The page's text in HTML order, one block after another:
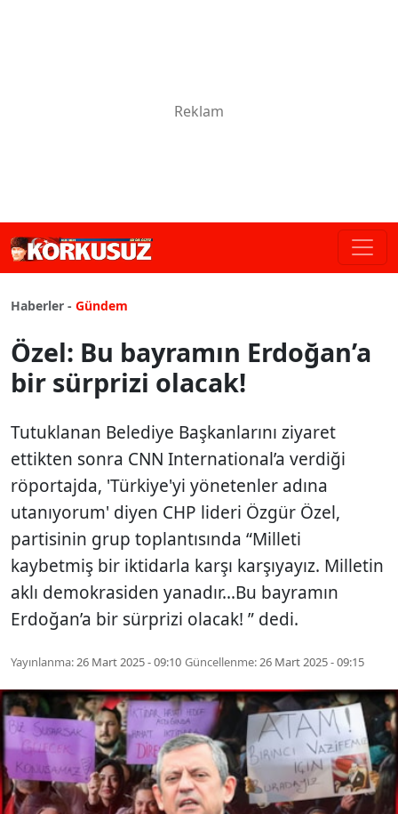
Haberler - Gündem
Özel: Bu bayramın Erdoğan’a
bir sürprizi olacak!
Tutuklanan Belediye Başkanlarını ziyaret
ettikten sonra CNN International’a verdiği
röportajda, 'Türkiye'yi yönetenler adına
utanıyorum' diyen CHP lideri Özgür Özel,
partisinin grup toplantısında “Milleti
kaybetmiş bir iktidarla karşı karşıyayız. Milletin
aklı demokrasiden yanadır...Bu bayramın
Erdoğan’a bir sürprizi olacak! ” dedi.
Yayınlanma:26 Mart 2025 - 09:10 Güncellenme:26 Mart 2025 - 09:15